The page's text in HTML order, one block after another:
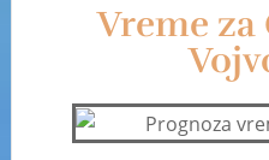
Vreme za